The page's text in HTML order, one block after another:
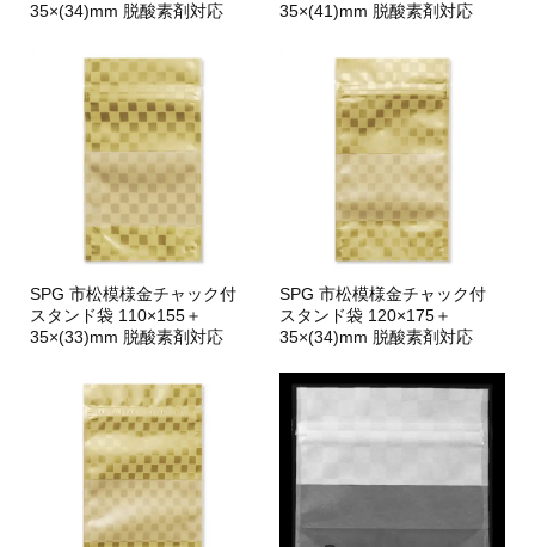
35×(34)mm 脱酸素剤対応
35×(41)mm 脱酸素剤対応
SPG 市松模様金チャック付
スタンド袋 110×155＋
35×(33)mm 脱酸素剤対応
SPG 市松模様金チャック付
スタンド袋 120×175＋
35×(34)mm 脱酸素剤対応